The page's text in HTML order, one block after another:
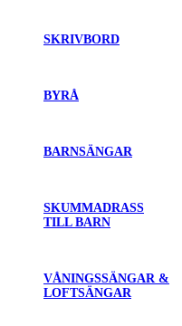
SKRIVBORD
BYRÅ
BARNSÄNGAR
SKUMMADRASS
TILL BARN
VÅNINGSSÄNGAR &
LOFTSÄNGAR